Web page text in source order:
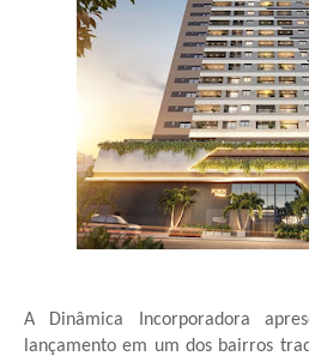
A Dinâmica Incorporadora
lançamento em um dos bairros